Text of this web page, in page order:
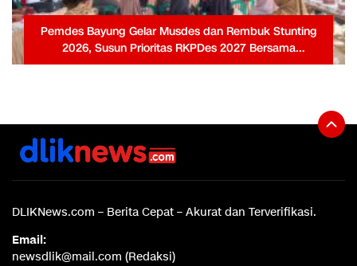
Pemdes Bayung Gelar Musdes dan Rembuk Stunting
2026, Susun Prioritas RKPDes 2027 Bersama
Masyarakat
DLIKNews.com – Berita Cepat – Akurat dan Terverifikasi.
Email:
newsdlik@mail.com (Redaksi)